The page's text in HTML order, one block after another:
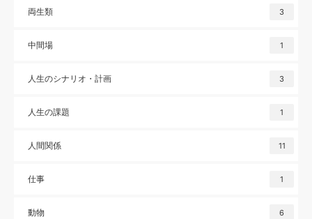
両生類 3
中間場 1
人生のシナリオ・計画 3
人生の課題 1
人間関係 11
仕事 1
動物 6